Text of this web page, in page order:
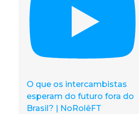
O que os intercambistas
esperam do futuro fora do
Brasil? | NoRolêFT